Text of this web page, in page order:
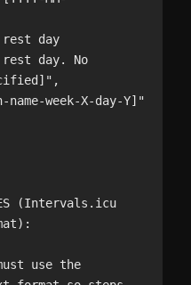
day. No
(Intervals.icu
use the